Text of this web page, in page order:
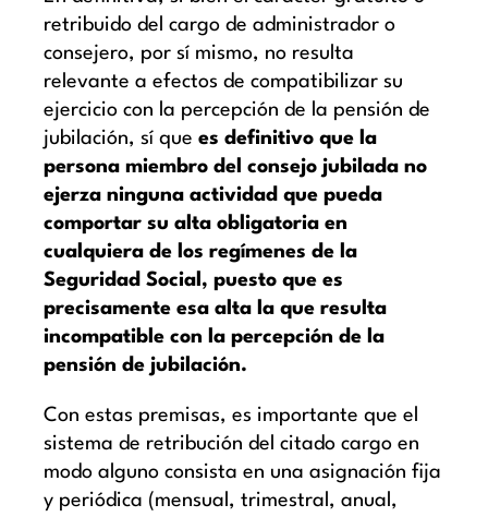
retribuido del cargo de administrador o
consejero, por sí mismo, no resulta
relevante a efectos de compatibilizar su
ejercicio con la percepción de la pensión de
jubilación, sí quees definitivo que la
persona miembro del consejo jubilada no
ejerza ninguna actividad que pueda
comportar su alta obligatoria en
cualquiera de los regímenes de la
Seguridad Social, puesto que es
precisamente esa alta la que resulta
incompatible con la percepción de la
pensión de jubilación.
Con estas premisas, es importante que el
sistema de retribución del citado cargo en
modo alguno consista en una asignación fija
y periódica (mensual, trimestral, anual,